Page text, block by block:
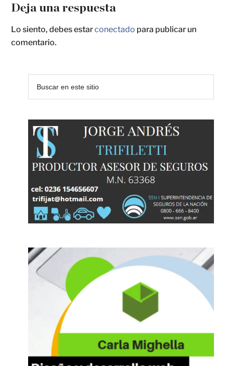
Deja una respuesta
Lo siento, debes estarconectado para publicar un
comentario.